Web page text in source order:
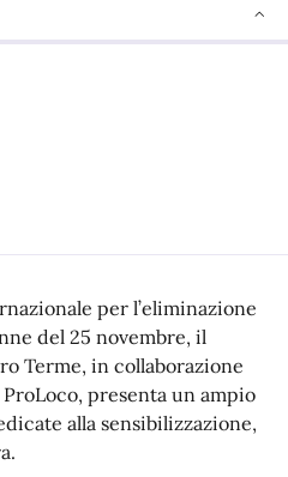
per l’eliminazione
del 25 novembre, il
Terme, in collaborazione
presenta un ampio
alla sensibilizzazione,